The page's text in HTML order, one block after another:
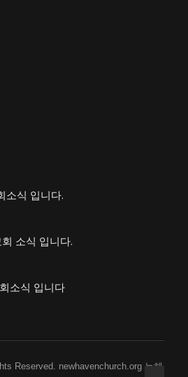
소식 입니다.
소식 입니다.
소식 입니다
Reserved. newhavenchurch.org 뉴헤